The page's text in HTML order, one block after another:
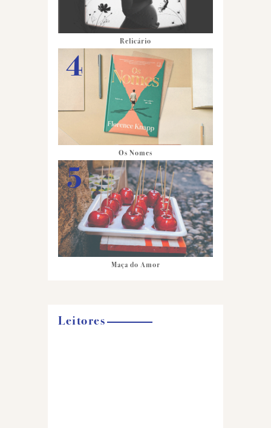
Relicário
Os Nomes
Maça do Amor
Leitores